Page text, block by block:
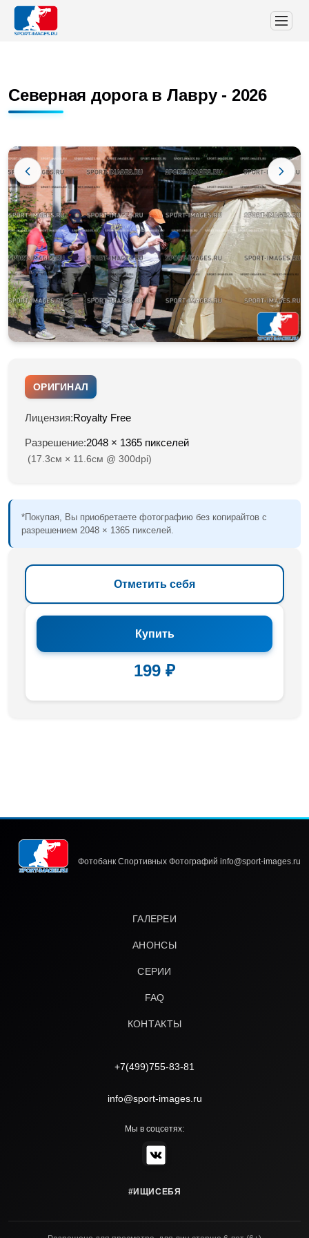
Северная дорога в Лавру - 2026
ОРИГИНАЛ
Лицензия:Royalty Free
Разрешение:2048 × 1365 пикселей
(17.3см × 11.6см @ 300dpi)
*Покупая, Вы приобретаете фотографию без копирайтов с
разрешением 2048 × 1365 пикселей.
Отметить себя
Купить
199 ₽
Фотобанк Спортивных Фотографий info@sport-images.ru
ГАЛЕРЕИ
АНОНСЫ
СЕРИИ
FAQ
КОНТАКТЫ
+7(499)755-83-81
info@sport-images.ru
Мы в соцсетях:
#ИЩИСЕБЯ